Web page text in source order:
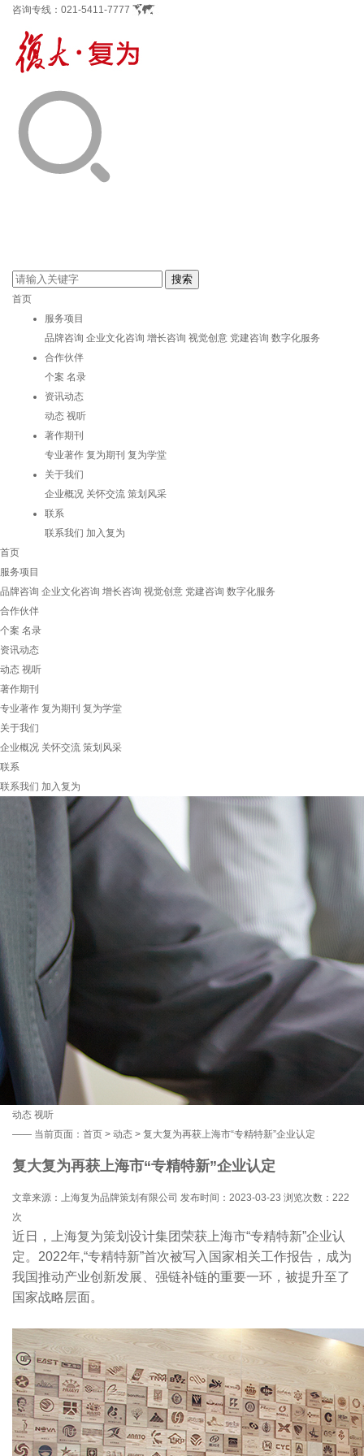
咨询专线： 021-5411-7777
首页
服务项目
品牌咨询 企业文化咨询 增长咨询 视觉创意 党建咨询 数字化服务
合作伙伴
个案 名录
资讯动态
动态 视听
著作期刊
专业著作 复为期刊 复为学堂
关于我们
企业概况 关怀交流 策划风采
联系
联系我们 加入复为
首页
服务项目
品牌咨询 企业文化咨询 增长咨询 视觉创意 党建咨询 数字化服务
合作伙伴
个案 名录
资讯动态
动态 视听
著作期刊
专业著作 复为期刊 复为学堂
关于我们
企业概况 关怀交流 策划风采
联系
联系我们 加入复为
动态 视听
—— 当前页面： 首页 > 动态 > 复大复为再获上海市“专精特新”企业认定
复大复为再获上海市“专精特新”企业认定
文章来源：上海复为品牌策划有限公司 发布时间：2023-03-23 浏览次数： 222
次
近日，上海复为策划设计集团荣获上海市“专精特新”企业认
定。2022年,“专精特新”首次被写入国家相关工作报告，成为
我国推动产业创新发展、强链补链的重要一环，被提升至了
国家战略层面。